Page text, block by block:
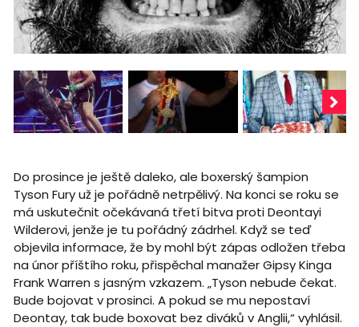
Do prosince je ještě daleko, ale boxerský šampion
Tyson Fury už je pořádně netrpělivý. Na konci se roku se
má uskutečnit očekávaná třetí bitva proti Deontayi
Wilderovi, jenže je tu pořádný zádrhel. Když se teď
objevila informace, že by mohl být zápas odložen třeba
na únor příštího roku, přispěchal manažer Gipsy Kinga
Frank Warren s jasným vzkazem. „Tyson nebude čekat.
Bude bojovat v prosinci. A pokud se mu nepostaví
Deontay, tak bude boxovat bez diváků v Anglii,“ vyhlásil.